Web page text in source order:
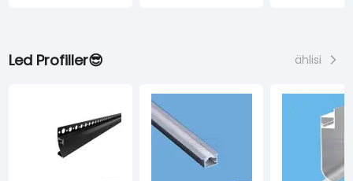
Led Profiller😎 ählisi